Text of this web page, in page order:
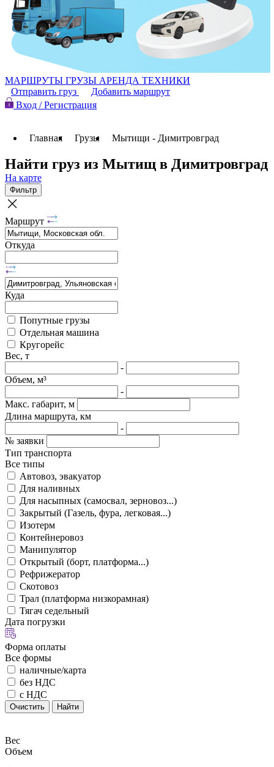
МАРШРУТЫ ГРУЗЫ АРЕНДА ТЕХНИКИ
Отправить груз
Добавить маршрут
Вход / Регистрация
Главная Грузы Мытищи - Димитровград
Найти груз из Мытищ в Димитровград
На карте
Фильтр
Маршрут
Откуда
Куда
Попутные грузы
Отдельная машина
Кругорейс
Вес, т
-
Объем, м³
-
Макс. габарит, м
Длина маршрута, км
-
№ заявки
Тип транспорта
Все типы
Автовоз, эвакуатор
Для наливных
Для насыпных (самосвал, зерновоз...)
Закрытый (Газель, фура, легковая...)
Изотерм
Контейнеровоз
Манипулятор
Открытый (борт, платформа...)
Рефрижератор
Скотовоз
Трал (платформа низкорамная)
Тягач седельный
Дата погрузки
Форма оплаты
Все формы
наличные/карта
без НДС
с НДС
Очистить Найти
Вес
Объем